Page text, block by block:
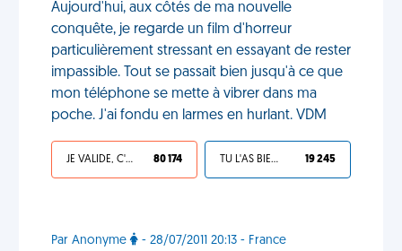
Aujourd'hui, aux côtés de ma nouvelle
conquête, je regarde un film d'horreur
particulièrement stressant en essayant de rester
impassible. Tout se passait bien jusqu'à ce que
mon téléphone se mette à vibrer dans ma
poche. J'ai fondu en larmes en hurlant. VDM
JE VALIDE, C'EST UNE VDM 80 174 TU L'AS BIEN MÉRITÉ 19 245
Par Anonyme - 28/07/2011 20:13 - France